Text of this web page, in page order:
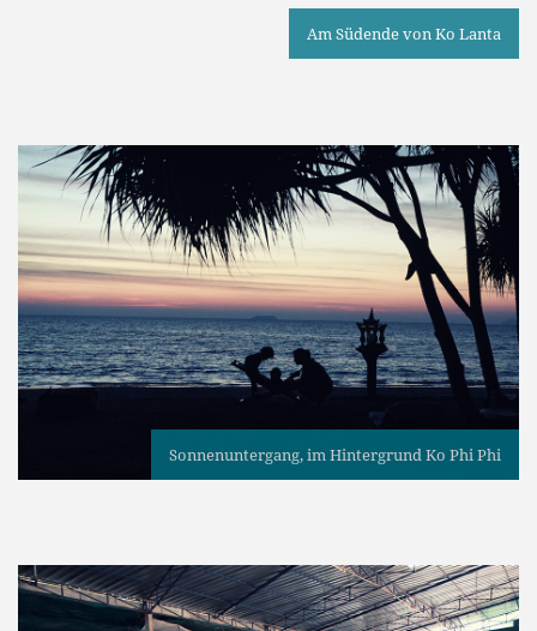
Am Südende von Ko Lanta
Sonnenuntergang, im Hintergrund Ko Phi Phi